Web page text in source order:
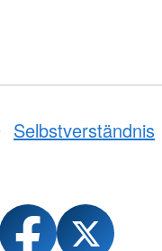
Selbstverständnis